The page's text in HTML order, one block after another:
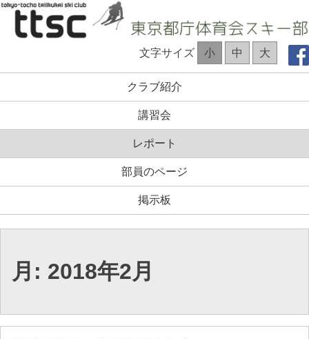
コ
ツ
プ
文字サイズ 小 中 大
クラブ紹介
講習会
レポート
部員のページ
掲示板
月: 2018年2月